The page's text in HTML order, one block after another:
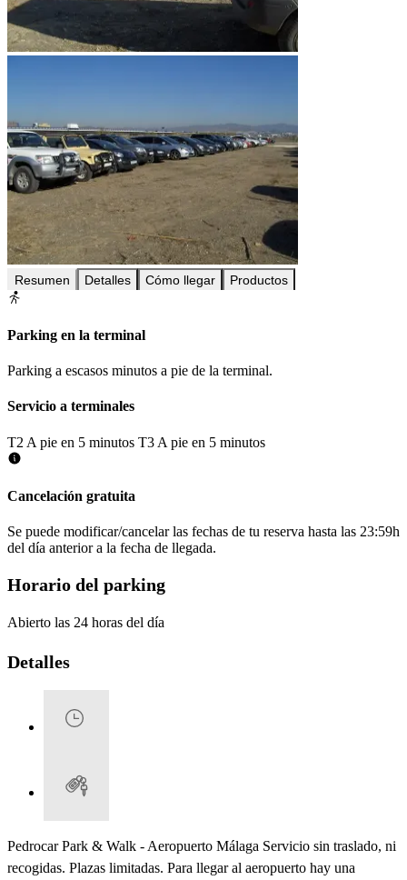
Resumen Detalles Cómo llegar Productos
Parking en la terminal
Parking a escasos minutos a pie de la terminal.
Servicio a terminales
T2 A pie en 5 minutos T3 A pie en 5 minutos
Cancelación gratuita
Se puede modificar/cancelar las fechas de tu reserva hasta las 23:59h
del día anterior a la fecha de llegada.
Horario del parking
Abierto las 24 horas del día
Detalles
Pedrocar Park & Walk - Aeropuerto Málaga Servicio sin traslado, ni
recogidas. Plazas limitadas. Para llegar al aeropuerto hay una